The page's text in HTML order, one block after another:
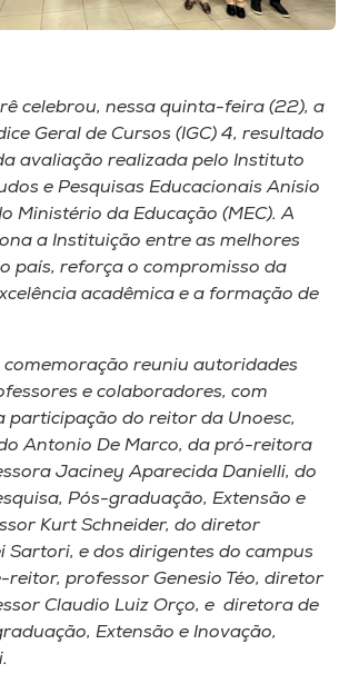
celebrou, nessa quinta-feira (22), a
Geral de Cursos (IGC) 4, resultado
avaliação realizada pelo Instituto
e Pesquisas Educacionais Anísio
Ministério da Educação (MEC). A
a Instituição entre as melhores
país, reforça o compromisso da
acadêmica e a formação de
comemoração reuniu autoridades
e colaboradores, com
participação do reitor da Unoesc,
Antonio De Marco, da pró-reitora
Jaciney Aparecida Danielli, do
Pós-graduação, Extensão e
Kurt Schneider, do diretor
Sartori, e dos dirigentes do campus
reitor, professor Genesio Téo, diretor
Claudio Luiz Orço, e diretora de
Extensão e Inovação,